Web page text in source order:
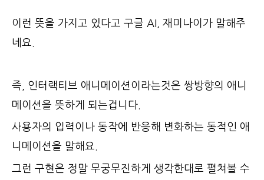
이런 뜻을 가지고 있다고 구글 AI, 재미나이가 말해주
네요.
즉, 인터랙티브 애니메이션이라는것은 쌍방향의 애니
메이션을 뜻하게 되는겁니다.
사용자의 입력이나 동작에 반응해 변화하는 동적인 애
니메이션을 말해요.
그런 구현은 정말 무궁무진하게 생각한대로 펼쳐볼 수